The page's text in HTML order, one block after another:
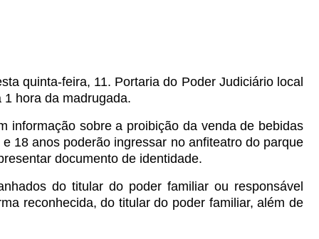
quinta-feira, 11. Portaria do Poder Judiciário local
hora da madrugada.
informação sobre a proibição da venda de bebidas
18 anos poderão ingressar no anfiteatro do parque
documento de identidade.
do titular do poder familiar ou responsável
reconhecida, do titular do poder familiar, além de